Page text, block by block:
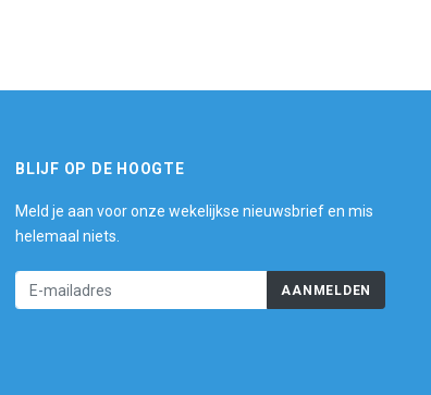
BLIJF OP DE HOOGTE
Meld je aan voor onze wekelijkse nieuwsbrief en mis
helemaal niets.
AANMELDEN